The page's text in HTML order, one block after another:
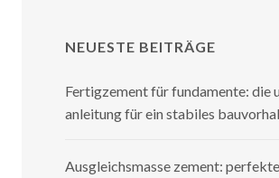
NEUESTE BEITRÄGE
Fertigzement für fundamente: die
anleitung für ein stabiles
Ausgleichsmasse zement: